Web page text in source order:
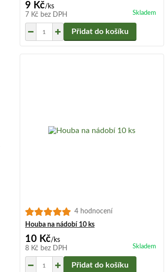
9 Kč/ ks
7 Kč bez DPH Skladem
Přidat do košíku
4 hodnocení
Houba na nádobí 10 ks
10 Kč/ ks
8 Kč bez DPH Skladem
Přidat do košíku